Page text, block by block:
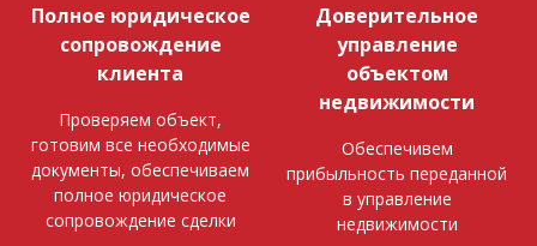
Полное юридическое
сопровождение
клиента
Проверяем объект,
готовим все необходимые
документы, обеспечиваем
полное юридическое
сопровождение сделки
Доверительное
управление
объектом
недвижимости
Обеспечивем
прибыльность переданной
в управление
недвижимости